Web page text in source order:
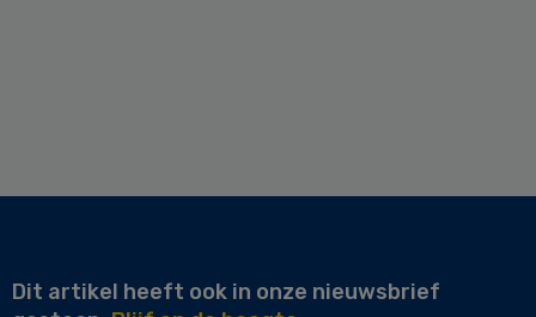
Dit artikel heeft ook in onze nieuwsbrief